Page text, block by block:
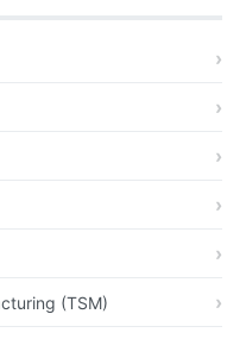
(TSM)